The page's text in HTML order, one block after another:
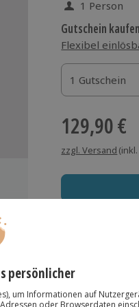
1 Person
Gutschein kaufen
Flexibel
1 Gutschein
1 Gutschein
1 Gutschein
129,90 €
zzgl. Versand
Immer das
Große
Große
Über 9.000